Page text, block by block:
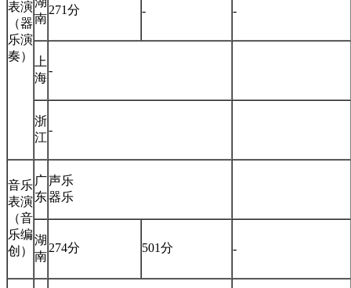
表演
（器
乐演
奏）
南
271分 - -
上
海
-
浙
江
-
音乐
表演
（音
乐编
创）
广
东
声乐
器乐
湖
南
274分 501分 -